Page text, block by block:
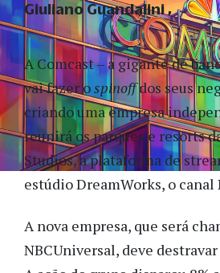
A Comcast – a gigante de
vai fazer ospinoffdos seus
criando uma empresa
reunirá os parques e resorts
Studios, a plataforma de
estúdio DreamWorks, o canal
A nova empresa, que será
NBCUniversal, deve
Giuliano Guandalini